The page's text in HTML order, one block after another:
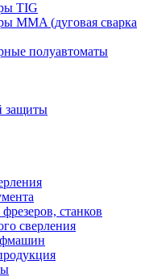
TIG
MMA (дуговая сварка
полуавтоматы
защиты
станков
сверления